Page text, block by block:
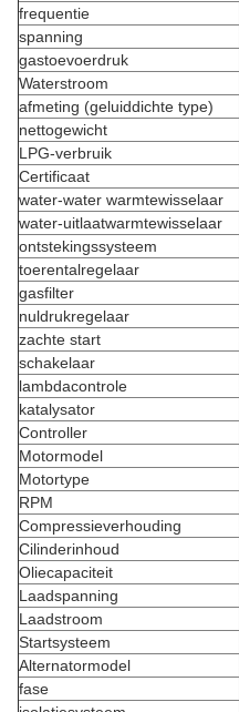
frequentie
spanning
gastoevoerdruk
Waterstroom
afmeting (geluiddichte type)
nettogewicht
LPG-verbruik
Certificaat
water-water warmtewisselaar
water-uitlaatwarmtewisselaar
ontstekingssysteem
toerentalregelaar
gasfilter
nuldrukregelaar
zachte start
schakelaar
lambdacontrole
katalysator
Controller
Motormodel
Motortype
RPM
Compressieverhouding
Cilinderinhoud
Oliecapaciteit
Laadspanning
Laadstroom
Startsysteem
Alternatormodel
fase